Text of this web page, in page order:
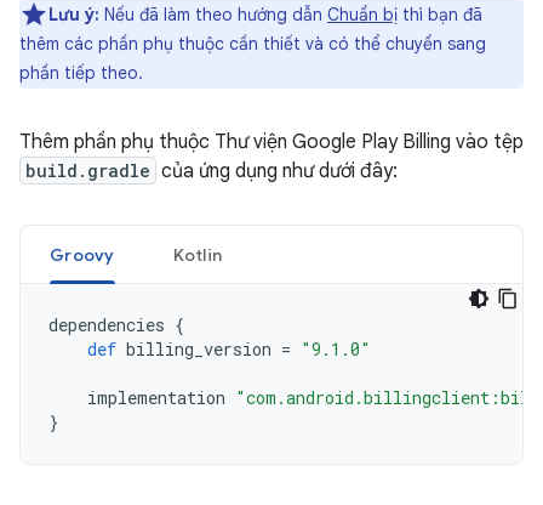
Lưu ý: Nếu đã làm theo hướng dẫn Chuẩn bị thì bạn đã
thêm các phần phụ thuộc cần thiết và có thể chuyển sang
phần tiếp theo.
Thêm phần phụ thuộc Thư viện Google Play Billing vào tệp
build.gradle của ứng dụng như dưới đây:
Groovy Kotlin
dependencies {
def billing_version = "9.1.0"
implementation
}